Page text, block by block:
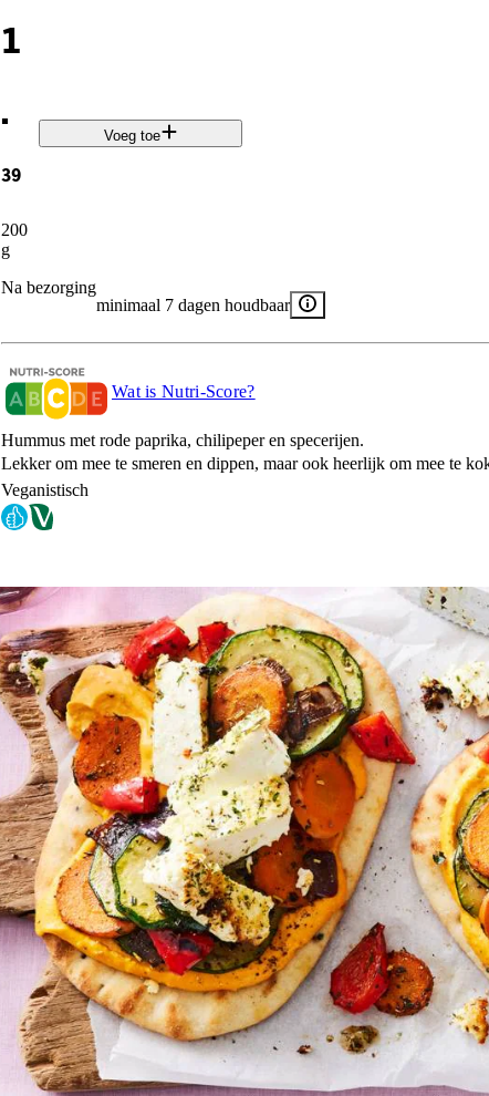
1
.
39
200
g
Voeg toe
Na bezorging
minimaal 7 dagen houdbaar
Wat is Nutri-Score?
Hummus met rode paprika, chilipeper en specerijen.
Lekker om mee te smeren en dippen, maar ook heerlijk om mee te
Veganistisch